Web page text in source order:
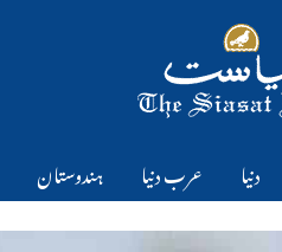
دنیا عرب دنیا ہندوستان